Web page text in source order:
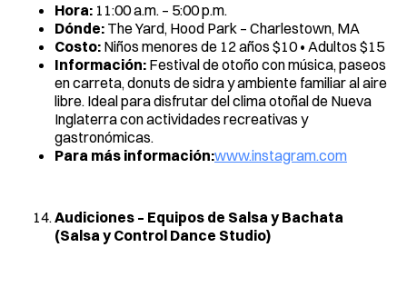
Hora: 11:00 a.m. – 5:00 p.m.
Dónde: The Yard, Hood Park – Charlestown, MA
Costo: Niños menores de 12 años $10 • Adultos $15
Información: Festival de otoño con música, paseos
en carreta, donuts de sidra y ambiente familiar al aire
libre. Ideal para disfrutar del clima otoñal de Nueva
Inglaterra con actividades recreativas y
gastronómicas.
Para más información:www.instagram.com
Audiciones – Equipos de Salsa y Bachata
(Salsa y Control Dance Studio)